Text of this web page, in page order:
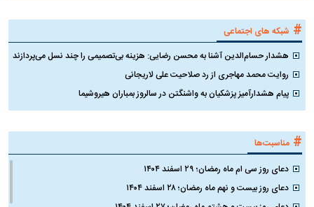
# شبکه های اجتماعی
هشدار حسام‌الدین آشنا به محسن رضایی: هزینه بی‌تصمیمی را چند نسل می‌پردازند
روایت محمد مهاجری از رد صلاحیت علی لاریجانی
پیام هشدارآمیز پزشکیان به واشنگتن در سالروز بمباران هیروشیما
# مناسبت‌ها
دعای روز سی ام ماه رمضان؛ ۲۹ اسفند ۱۴۰۴
دعای روز بیست و نهم ماه رمضان؛ ۲۸ اسفند ۱۴۰۴